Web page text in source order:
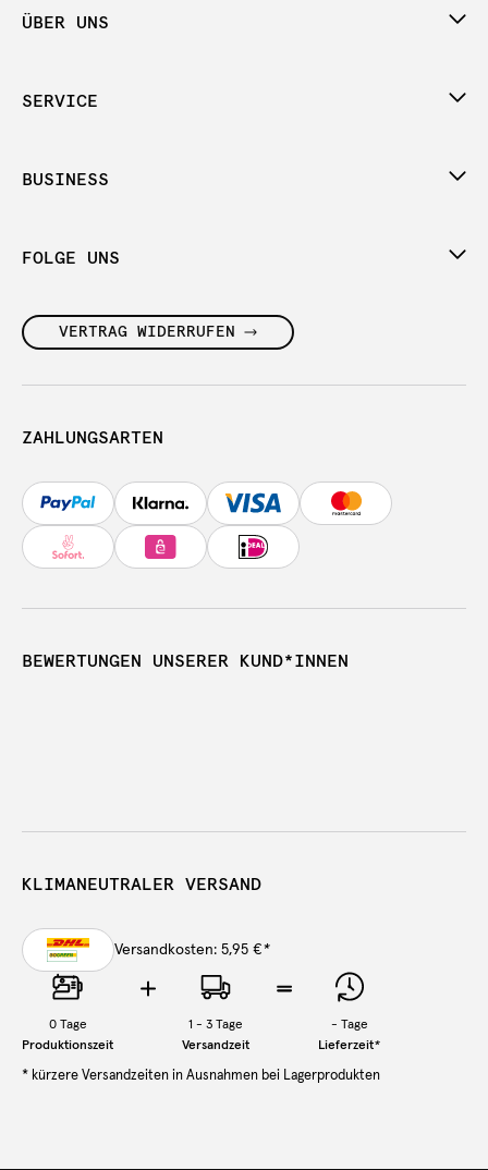
ÜBER UNS
SERVICE
BUSINESS
FOLGE UNS
VERTRAG WIDERRUFEN
ZAHLUNGSARTEN
BEWERTUNGEN UNSERER KUND*INNEN
KLIMANEUTRALER VERSAND
Versandkosten: 5,95 €*
0Tage
Produktionszeit
1 - 3 Tage
Versandzeit
- Tage
Lieferzeit*
* kürzere Versandzeiten in Ausnahmen bei Lagerprodukten